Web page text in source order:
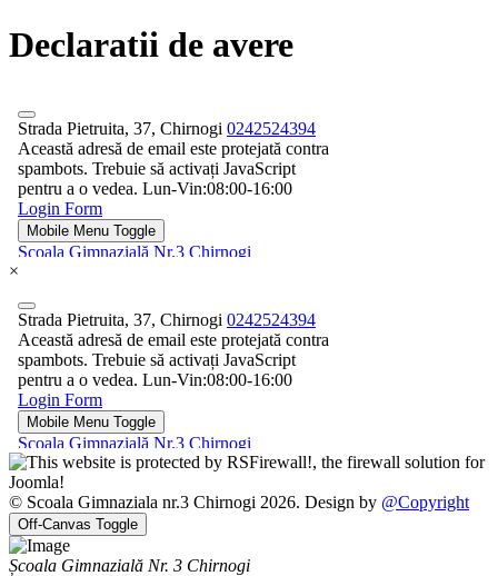
Declaratii de avere
×
© Scoala Gimnaziala nr.3 Chirnogi 2026. Design by @Copyright
Off-Canvas Toggle
Școala Gimnazială Nr. 3 Chirnogi